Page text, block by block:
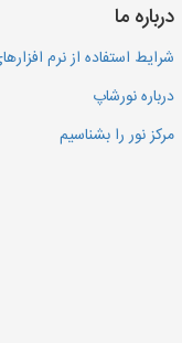
درباره ما
شرایط استفاده از نرم
درباره نورشاپ
مرکز نور را بشناسیم